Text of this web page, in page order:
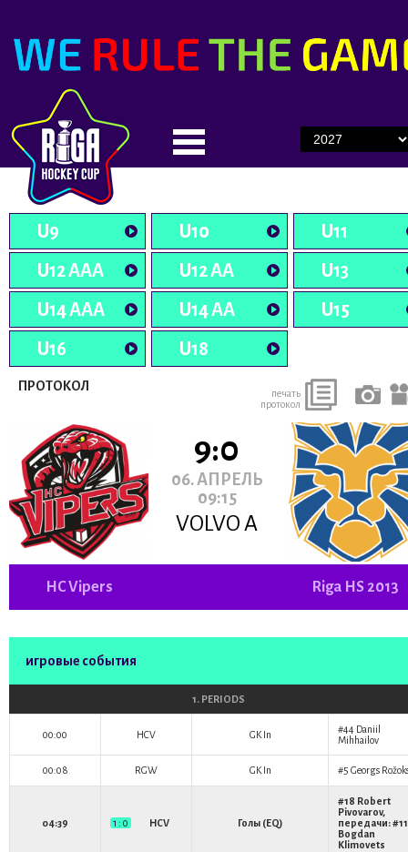
U9 U10
U11
U12 AAA
U12 AA
U13
U14 AAA
U14 AA
U15
U16
U18
ПРОТОКОЛ
печать
протокол
9:0
06. АПРЕЛЬ
09:15
VOLVO A
HC Vipers Riga HS 2013
игровые события
1. PERIODS
00:00 HCV GK In #44 Daniil
Mihhailov
00:08 RGW GK In #5 Georgs
04:39 1 : 0 HCV Голы (EQ)
#18 Robert
Pivovarov,
передачи: #11
Bogdan
Klimovets